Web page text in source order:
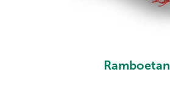
Ramboetan